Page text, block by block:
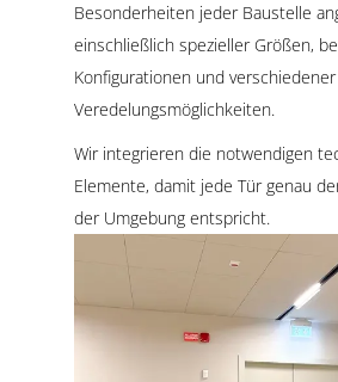
Besonderheiten jeder Baustelle
einschließlich spezieller Größen,
Konfigurationen und verschiedener
Veredelungsmöglichkeiten.
Wir integrieren die notwendigen
Elemente, damit jede Tür genau
der Umgebung entspricht.